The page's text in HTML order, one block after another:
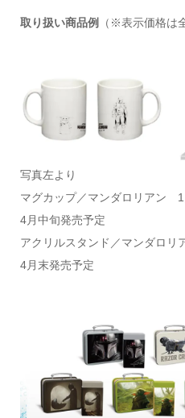
取り扱い商品例 （※表示価格は
写真左より
マグカップ／マンダロリアン
4月中旬発売予定
アクリルスタンド／マンダロ
4月末発売予定